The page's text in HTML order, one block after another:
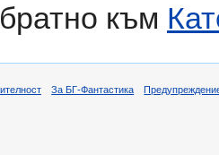
към
За БГ-Фантастика